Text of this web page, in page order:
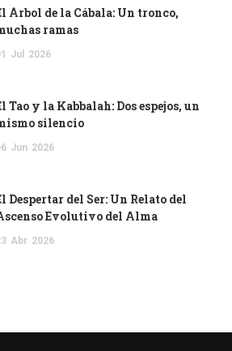
Árbol de la Cábala: Un tronco,
ramas
Jul 2026
Tao y la Kabbalah: Dos espejos, un
silencio
Jun 2026
Despertar del Ser: Un Relato del
Evolutivo del Alma
Abr 2026